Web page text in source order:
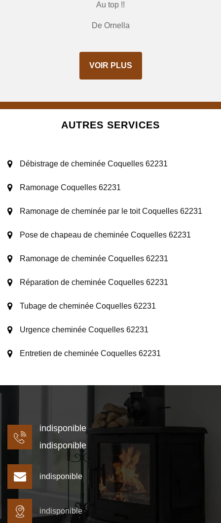
Au top !!
De Ornella
VOIR PLUS
AUTRES SERVICES
Débistrage de cheminée Coquelles 62231
Ramonage Coquelles 62231
Ramonage de cheminée par le toit Coquelles 62231
Pose de chapeau de cheminée Coquelles 62231
Ramonage de cheminée Coquelles 62231
Réparation de cheminée Coquelles 62231
Tubage de cheminée Coquelles 62231
Urgence cheminée Coquelles 62231
Entretien de cheminée Coquelles 62231
indisponible
indisponible
indisponible
indisponible